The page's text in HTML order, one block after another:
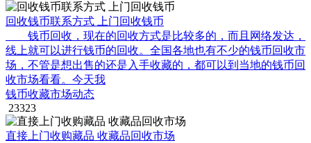
回收钱币联系方式 上门回收钱币
钱币回收，现在的回收方式是比较多的，而且网络发达，
线上就可以进行钱币的回收。全国各地也有不少的钱币回收市
场，不管是想出售的还是入手收藏的，都可以到当地的钱币回
收市场看看。今天我
钱币收藏市场动态
23323
直接上门收购藏品 收藏品回收市场